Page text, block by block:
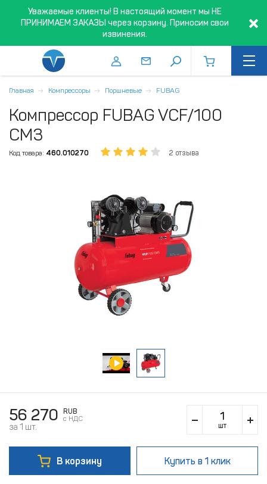
Уважаемые клиенты! В настоящий момент мы НЕ
ПРИНИМАЕМ ЗАКАЗЫ через корзину. Приносим свои
извинения.
Главная Компрессоры Поршневые FUBAG
Компрессор FUBAG VCF/100
СM3
Код товара: 460.010270 2 отзыва
56 270
RUB
c НДС
за 1 шт. шт
В корзину Купить в 1 клик